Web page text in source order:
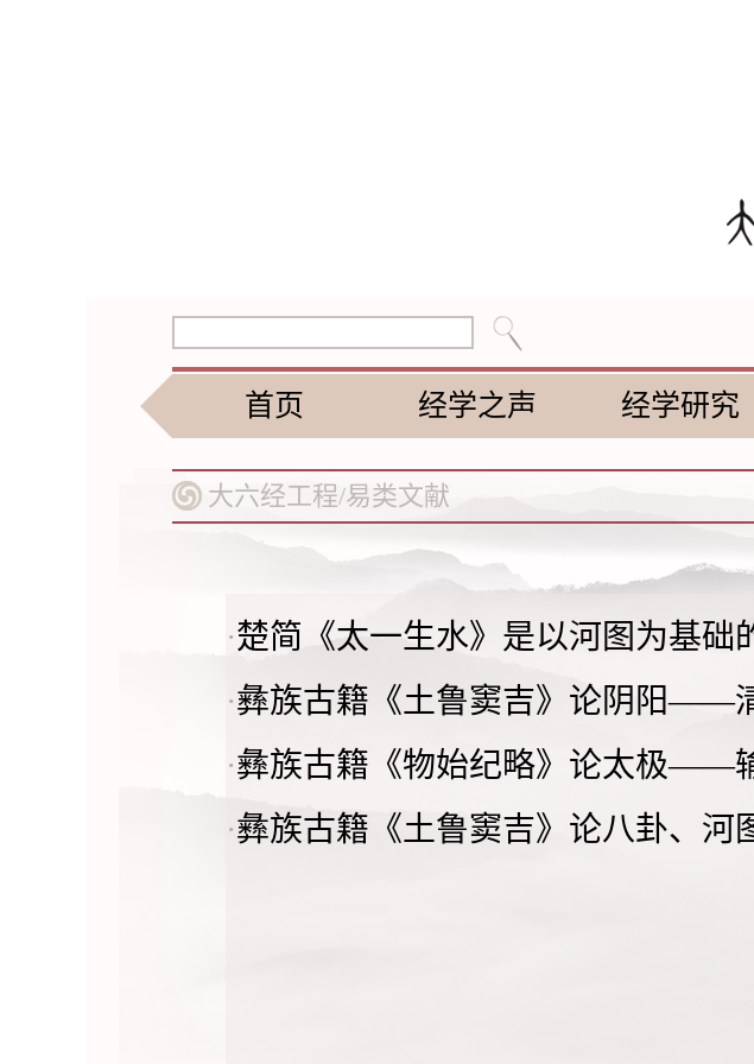
首页 经学之声 经学研究
大六经工程/易类文献
·楚简《太一生水》是以河图为基础
·彝族古籍《土鲁窦吉》论阴阳——
·彝族古籍《物始纪略》论太极——
·彝族古籍《土鲁窦吉》论八卦、河